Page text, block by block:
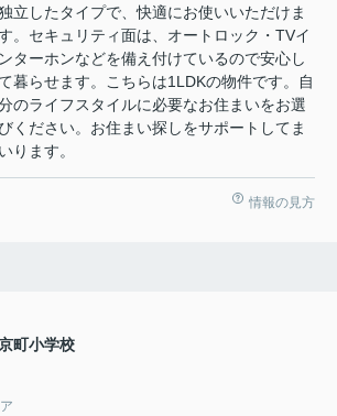
立したタイプで、快適にお使いいただけま
。セキュリティ面は、オートロック・TVイ
ンターホンなどを備え付けているので安心し
て暮らせます。こちらは1LDKの物件です。自
のライフスタイルに必要なお住まいをお選
ください。お住まい探しをサポートしてま
いります。
情報の見方
町小学校